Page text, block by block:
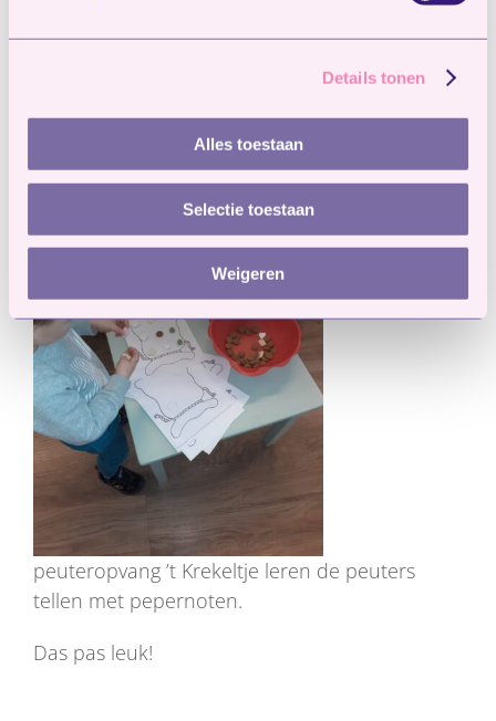
Details tonen
Alles toestaan
Selectie toestaan
Weigeren
En bij
peuteropvang ’t Krekeltje leren de peuters
tellen met pepernoten.
Das pas leuk!